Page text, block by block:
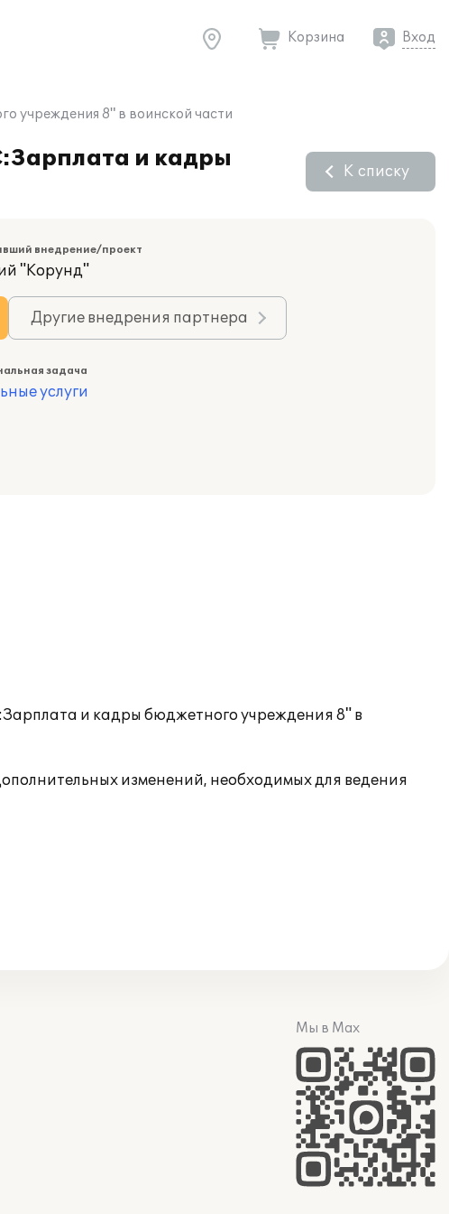
Корзина Вход
учреждения 8" в воинской части
и кадры
К списку
внедрение/проект
"Корунд"
Другие внедрения партнера
задача
услуги
и кадры бюджетного учреждения 8" в
изменений, необходимых для ведения
Мы в Max